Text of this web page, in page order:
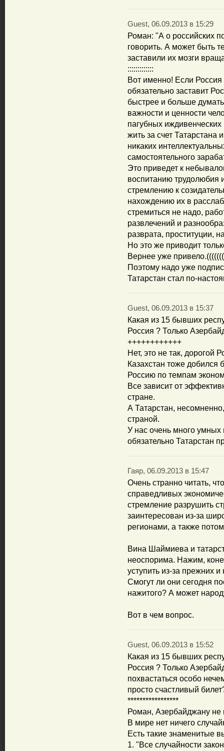
Guest, 06.09.2013 в 15:29
Роман: "А о российских
говорить. А может быть
заставили их мозги
:::::::::::::
Вот именно! Если Россия
обязательно заставит
быстрее и больше
важности и ценности
пагубных
жить за счет Татарстана
никаких
самостоятельного
Это приведет к
воспитанию трудолюбия
стремлению к
нахождению их в
стремиться не надо,
развлечений и
разврата, проституции,
Но это же приводит
Вернее уже
Поэтому надо уже
Татарстан стал по-
Guest, 06.09.2013 в 15:37
Какая из 15 бывших
Россия ? Только
++++++++++++
Нет, это не так, дорогой
Казахстан тоже добился
Россию по темпам
Все зависит от
стране.
А Татарстан,
страной.
У нас очень много
обязательно Татарстан
Гаяр, 06.09.2013 в 15:47
Очень странно читать,
справедливых
стремление разрушить
заинтересован из-за
регионами, а также
Вина Шаймиева и
неоспорима. Нажим,
уступить из-за прежних
Смогут ли они сегодня
нажитого? А может
Вот в чем вопрос.
Guest, 06.09.2013 в 15:52
Какая из 15 бывших
Россия ? Только
похвастаться особо
просто счастливый
*****************
Роман, Азербайджану не
В мире нет ничего
Есть такие знаменитые
1. "Все случайности